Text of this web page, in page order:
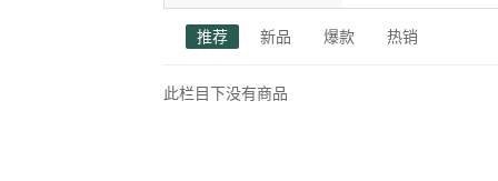
推荐 新品 爆款 热销
此栏目下没有商品